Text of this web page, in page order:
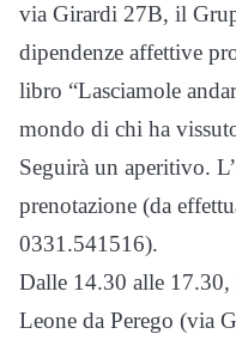
via Girardi 27B, il
dipendenze affettive
libro “Lasciamole
mondo di chi ha
Seguirà un aperitivo.
prenotazione (da
0331.541516).
Dalle 14.30 alle 17.30,
Leone da Perego (via